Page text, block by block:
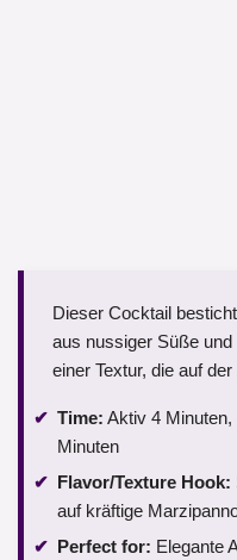
Dieser Cocktail
aus nussiger Süße
einer Textur, die auf
Time: Aktiv 4
Minuten
Flavor/Texture Hook:
auf kräftige
Perfect for: Elegante